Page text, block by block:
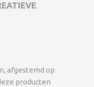
afgestemd op
producten